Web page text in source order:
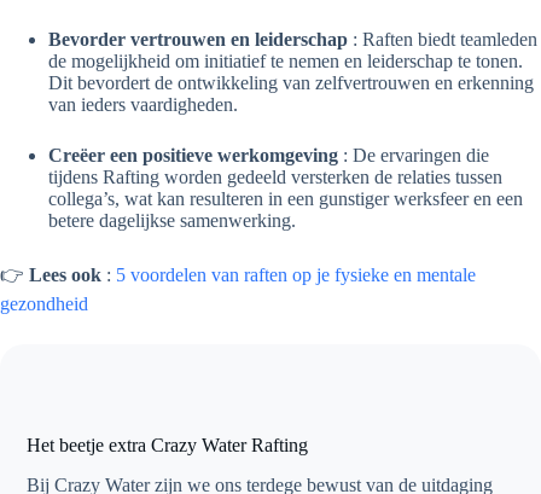
Bevorder vertrouwen en leiderschap : Raften biedt teamleden
de mogelijkheid om initiatief te nemen en leiderschap te tonen.
Dit bevordert de ontwikkeling van zelfvertrouwen en erkenning
van ieders vaardigheden.
Creëer een positieve werkomgeving : De ervaringen die
tijdens Rafting worden gedeeld versterken de relaties tussen
collega’s, wat kan resulteren in een gunstiger werksfeer en een
betere dagelijkse samenwerking.
👉 Lees ook : 5 voordelen van raften op je fysieke en mentale
gezondheid
Het beetje extra Crazy Water Rafting
Bij Crazy Water zijn we ons terdege bewust van de uitdaging